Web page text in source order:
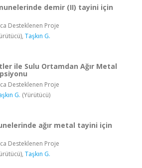
demir (II) tayini için
Desteklenen Proje
Taşkın G.
ile Sulu Ortamdan Ağır Metal
Desteklenen Proje
G. (Yürütücü)
ağır metal tayini için
Desteklenen Proje
Taşkın G.